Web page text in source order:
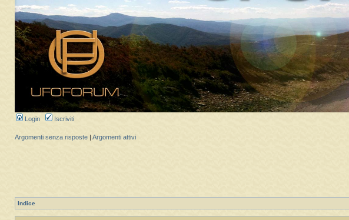
Login Iscriviti
Argomenti senza risposte Argomenti attivi
Indice